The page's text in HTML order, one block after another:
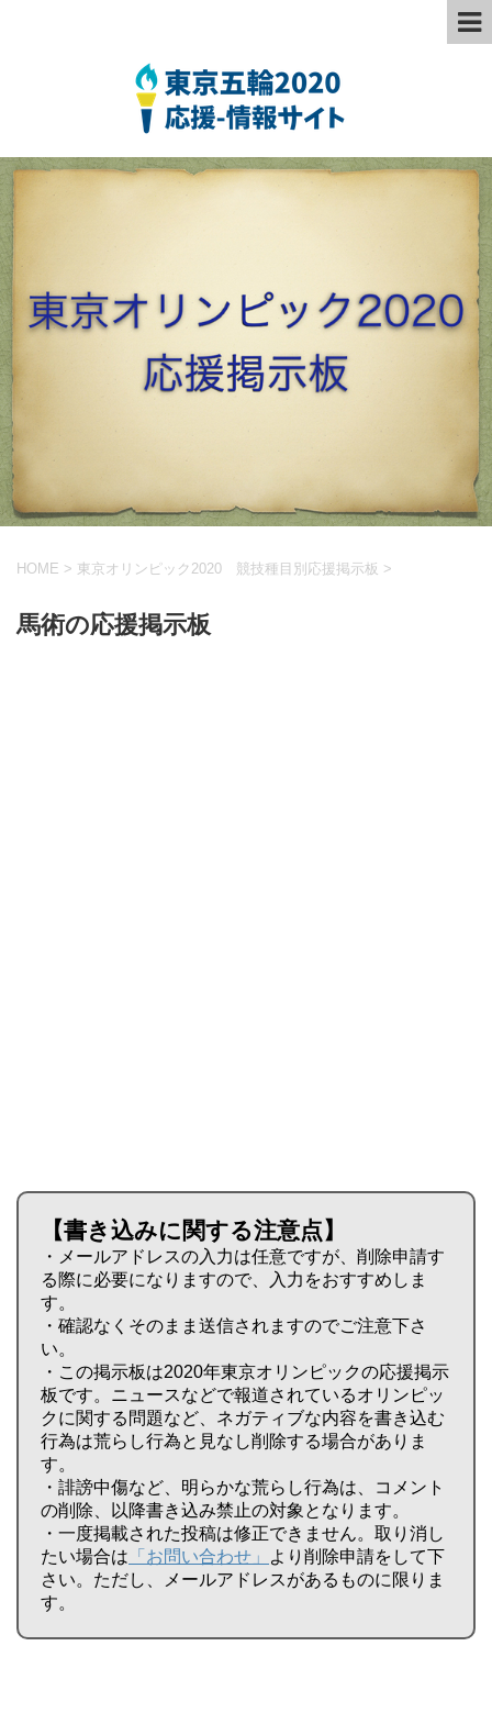
HOME > 東京オリンピック2020 競技種目別応援掲示板 >
馬術の応援掲示板
【書き込みに関する注意点】
・メールアドレスの入力は任意ですが、削除申請す
る際に必要になりますので、入力をおすすめしま
す。
・確認なくそのまま送信されますのでご注意下さ
い。
・この掲示板は2020年東京オリンピックの応援掲示
板です。ニュースなどで報道されているオリンピッ
クに関する問題など、ネガティブな内容を書き込む
行為は荒らし行為と見なし削除する場合がありま
す。
・誹謗中傷など、明らかな荒らし行為は、コメント
の削除、以降書き込み禁止の対象となります。
・一度掲載された投稿は修正できません。取り消し
たい場合は 「お問い合わせ」
より削除申請をして下
さい。ただし、メールアドレスがあるものに限りま
す。